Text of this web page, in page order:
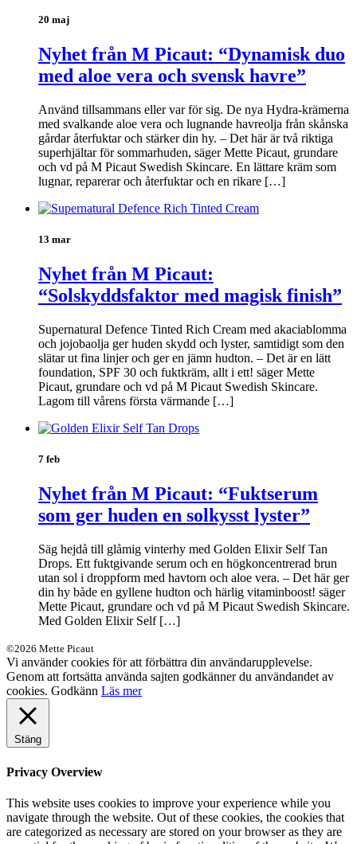
20 maj
Nyhet från M Picaut: “Dynamisk duo
med aloe vera och svensk havre”
Använd tillsammans eller var för sig. De nya Hydra-krämerna
med svalkande aloe vera och lugnande havreolja från skånska
gårdar återfuktar och stärker din hy. – Det här är två riktiga
superhjältar för sommarhuden, säger Mette Picaut, grundare
och vd på M Picaut Swedish Skincare. En lättare kräm som
lugnar, reparerar och återfuktar och en rikare […]
13 mar
Nyhet från M Picaut:
“Solskyddsfaktor med magisk finish”
Supernatural Defence Tinted Rich Cream med akaciablomma
och jojobaolja ger huden skydd och lyster, samtidigt som den
slätar ut fina linjer och ger en jämn hudton. – Det är en lätt
foundation, SPF 30 och fuktkräm, allt i ett! säger Mette
Picaut, grundare och vd på M Picaut Swedish Skincare.
Lagom till vårens första värmande […]
7 feb
Nyhet från M Picaut: “Fuktserum
som ger huden en solkysst lyster”
Säg hejdå till glåmig vinterhy med Golden Elixir Self Tan
Drops. Ett fuktgivande serum och en högkoncentrerad brun
utan sol i droppform med havtorn och aloe vera. – Det här ger
din hy både en gyllene hudton och härlig vitaminboost! säger
Mette Picaut, grundare och vd på M Picaut Swedish Skincare.
Med Golden Elixir Self […]
©2026 Mette Picaut
Vi använder cookies för att förbättra din användarupplevelse.
Genom att fortsätta använda sajten godkänner du användandet av
cookies. Godkänn Läs mer
Stäng
Privacy Overview
This website uses cookies to improve your experience while you
navigate through the website. Out of these cookies, the cookies that
are categorized as necessary are stored on your browser as they are